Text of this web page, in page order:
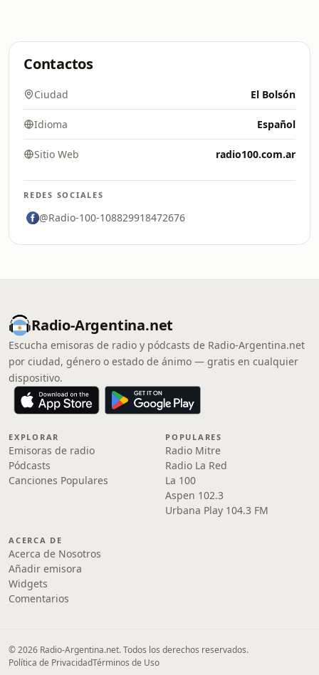
Contactos
Ciudad El Bolsón
Idioma Español
Sitio Web radio100.com.ar
REDES SOCIALES
@Radio-100-108829918472676
Radio-Argentina.net
Escucha emisoras de radio y pódcasts de Radio-Argentina.net
por ciudad, género o estado de ánimo — gratis en cualquier
dispositivo.
EXPLORAR
Emisoras de radio
Pódcasts
Canciones Populares
POPULARES
Radio Mitre
Radio La Red
La 100
Aspen 102.3
Urbana Play 104.3 FM
ACERCA DE
Acerca de Nosotros
Añadir emisora
Widgets
Comentarios
© 2026 Radio-Argentina.net. Todos los derechos reservados.
Política de PrivacidadTérminos de Uso